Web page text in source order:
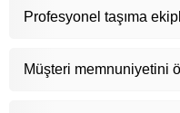
Profesyonel taşıma
Müşteri memnuniyetini